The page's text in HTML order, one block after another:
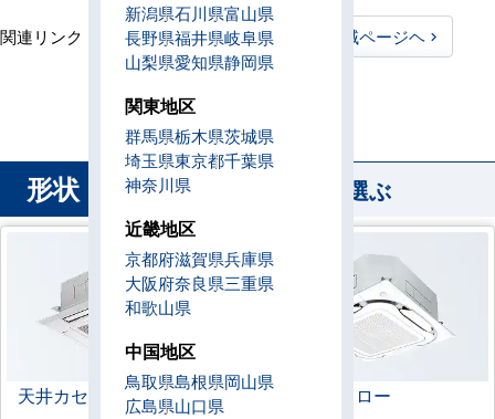
関連リンク： TOPページヘ
千葉県全域ページヘ
千葉県直工店所在地
形状 から業務用エアコンを選ぶ
天井カセット形4方向 ラウンドフロー
新潟県石川県富山県
長野県福井県岐阜県
山梨県愛知県静岡県
関東地区
群馬県栃木県茨城県
埼玉県東京都千葉県
神奈川県
近畿地区
京都府滋賀県兵庫県
大阪府奈良県三重県
和歌山県
中国地区
鳥取県島根県岡山県
広島県山口県